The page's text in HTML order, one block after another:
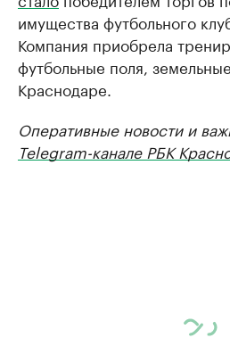
имущества футбольного
Компания приобрела
футбольные поля,
Краснодаре.
Оперативные новости и
Telegram-канале РБК